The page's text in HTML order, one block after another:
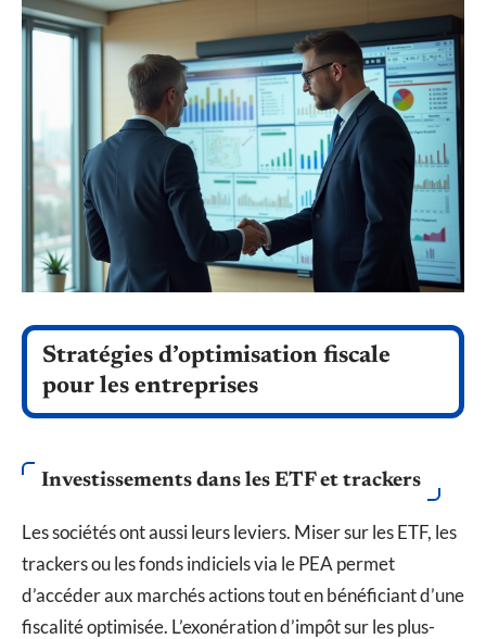
Stratégies d’optimisation fiscale
pour les entreprises
Investissements dans les ETF et trackers
Les sociétés ont aussi leurs leviers. Miser sur les ETF, les
trackers ou les fonds indiciels via le PEA permet
d’accéder aux marchés actions tout en bénéficiant d’une
fiscalité optimisée. L’exonération d’impôt sur les plus-